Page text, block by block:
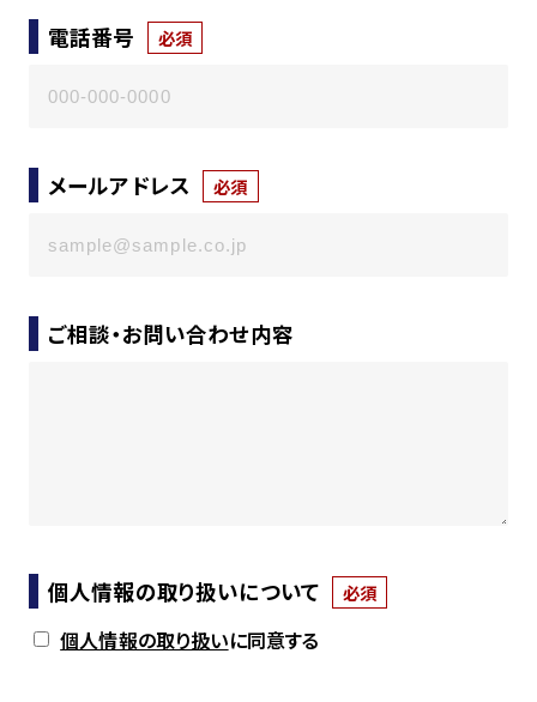
電話番号 必須
メールアドレス 必須
ご相談・お問い合わせ内容
個人情報の取り扱いについて 必須
個人情報の取り扱いに同意する